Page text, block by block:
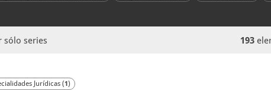
sólo series 193
Jurídicas (1)